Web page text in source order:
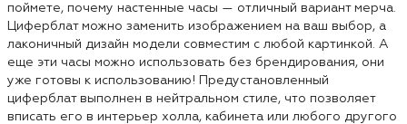
поймете, почему настенные часы — отличный вариант мерча.
Циферблат можно заменить изображением на ваш выбор, а
лаконичный дизайн модели совместим с любой картинкой. А
еще эти часы можно использовать без брендирования, они
уже готовы к использованию! Предустановленный
циферблат выполнен в нейтральном стиле, что позволяет
вписать его в интерьер холла, кабинета или любого другого